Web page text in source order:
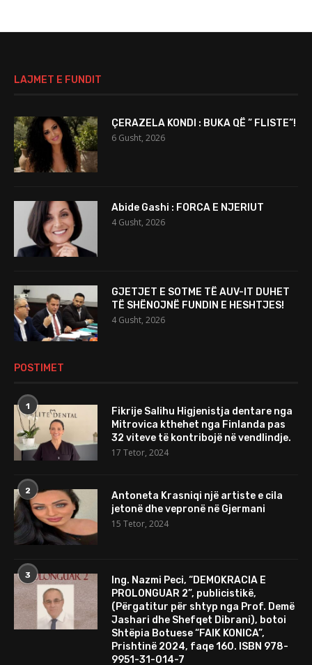
LAJMET E FUNDIT
ÇERAZELA KONDI : BUKA QË ” FLISTE”!
6 Gusht, 2026
Abide Gashi : FORCA E NJERIUT
4 Gusht, 2026
GJETJET E SOTME TË AUV-IT DUHET
TË SHËNOJNË FUNDIN E HESHTJES!
4 Gusht, 2026
POSTIMET
1
Fikrije Salihu Higjenistja dentare nga
Mitrovica kthehet nga Finlanda pas
32 viteve të kontribojë në vendlindje.
17 Tetor, 2024
2
Antoneta Krasniqi një artiste e cila
jetonë dhe vepronë në Gjermani
15 Tetor, 2024
3
Ing. Nazmi Peci, “DEMOKRACIA E
PROLONGUAR 2”, publicistikë,
(Përgatitur për shtyp nga Prof. Demë
Jashari dhe Shefqet Dibrani), botoi
Shtëpia Botuese “FAIK KONICA”,
Prishtinë 2024, faqe 160. ISBN 978-
9951-31-014-7